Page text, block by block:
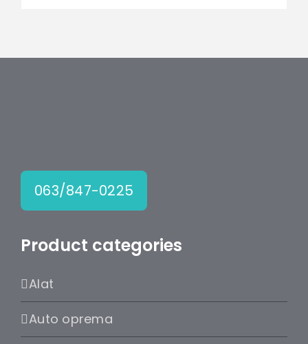
063/847-0225
Product categories
Alat
Auto oprema